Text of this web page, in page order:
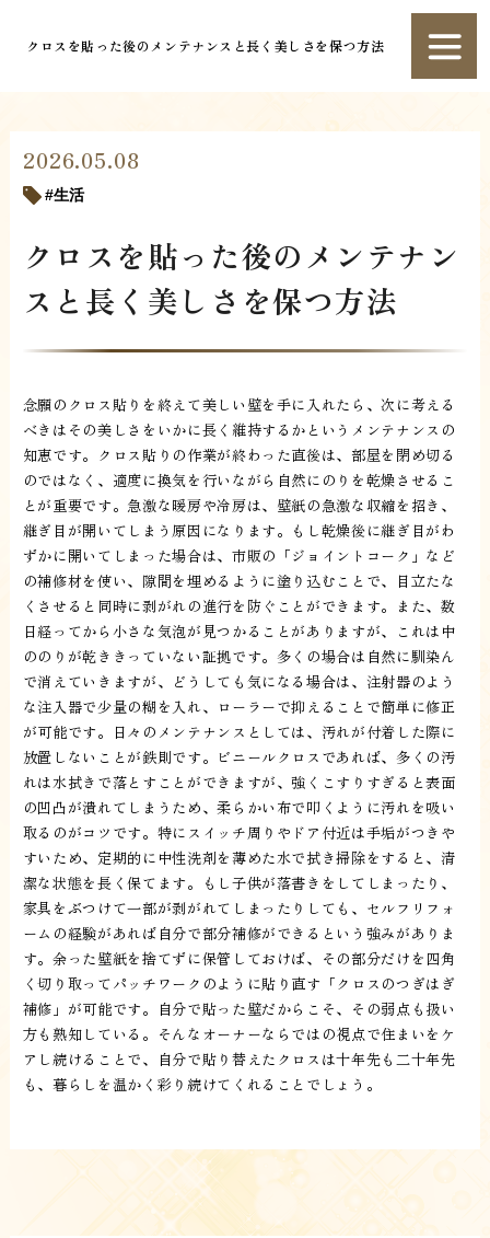
クロスを貼った後のメンテナンスと長く美しさを保つ方法
2026.05.08
生活
クロスを貼った後のメンテナン
スと長く美しさを保つ方法
念願のクロス貼りを終えて美しい壁を手に入れたら、次に考える
べきはその美しさをいかに長く維持するかというメンテナンスの
知恵です。クロス貼りの作業が終わった直後は、部屋を閉め切る
のではなく、適度に換気を行いながら自然にのりを乾燥させるこ
とが重要です。急激な暖房や冷房は、壁紙の急激な収縮を招き、
継ぎ目が開いてしまう原因になります。もし乾燥後に継ぎ目がわ
ずかに開いてしまった場合は、市販の「ジョイントコーク」など
の補修材を使い、隙間を埋めるように塗り込むことで、目立たな
くさせると同時に剥がれの進行を防ぐことができます。また、数
日経ってから小さな気泡が見つかることがありますが、これは中
ののりが乾ききっていない証拠です。多くの場合は自然に馴染ん
で消えていきますが、どうしても気になる場合は、注射器のよう
な注入器で少量の糊を入れ、ローラーで抑えることで簡単に修正
が可能です。日々のメンテナンスとしては、汚れが付着した際に
放置しないことが鉄則です。ビニールクロスであれば、多くの汚
れは水拭きで落とすことができますが、強くこすりすぎると表面
の凹凸が潰れてしまうため、柔らかい布で叩くように汚れを吸い
取るのがコツです。特にスイッチ周りやドア付近は手垢がつきや
すいため、定期的に中性洗剤を薄めた水で拭き掃除をすると、清
潔な状態を長く保てます。もし子供が落書きをしてしまったり、
家具をぶつけて一部が剥がれてしまったりしても、セルフリフォ
ームの経験があれば自分で部分補修ができるという強みがありま
す。余った壁紙を捨てずに保管しておけば、その部分だけを四角
く切り取ってパッチワークのように貼り直す「クロスのつぎはぎ
補修」が可能です。自分で貼った壁だからこそ、その弱点も扱い
方も熟知している。そんなオーナーならではの視点で住まいをケ
アし続けることで、自分で貼り替えたクロスは十年先も二十年先
も、暮らしを温かく彩り続けてくれることでしょう。